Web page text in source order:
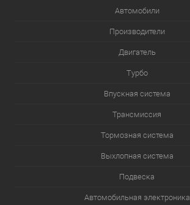
Автомобили
Производители
Двигатель
Турбо
Впускная система
Трансмиссия
Тормозная система
Выхлопная система
Подвеска
Автомобильная электроника